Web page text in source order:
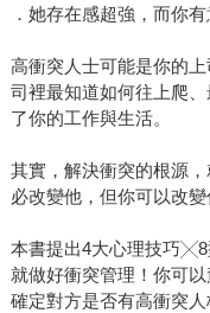
．她存在感超強，而你
高衝突人士可能是你的
司裡最知道如何往上爬
了你的工作與生活。
其實，解決衝突的根源
必改變他，但你可以改變
本書提出4大心理技巧
就做好衝突管理！你可
確定對方是否有高衝突